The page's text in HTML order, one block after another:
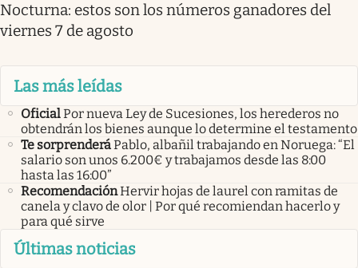
Nocturna: estos son los números ganadores del
viernes 7 de agosto
Las más leídas
OficialPor nueva Ley de Sucesiones, los herederos no
obtendrán los bienes aunque lo determine el testamento
Te sorprenderáPablo, albañil trabajando en Noruega: “El
salario son unos 6.200€ y trabajamos desde las 8:00
hasta las 16:00”
RecomendaciónHervir hojas de laurel con ramitas de
canela y clavo de olor | Por qué recomiendan hacerlo y
para qué sirve
Últimas noticias